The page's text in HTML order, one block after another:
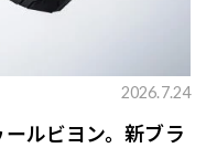
2026.7.24
ルビヨン。新ブラ